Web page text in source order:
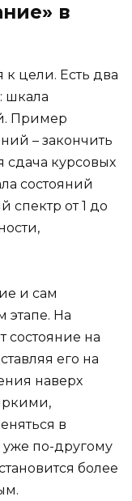
в
цели. Есть два
шкала
Пример
– закончить
сдача курсовых
состояний
спектр от 1 до
и сам
этапе. На
состояние на
его на
наверх
в
уже по-другому
более